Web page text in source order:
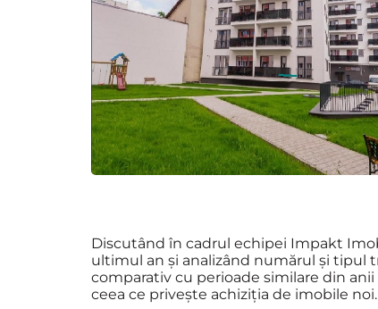
Discutând în cadrul echipei Impakt
ultimul an și analizând numărul și tipul
comparativ cu perioade similare din
ceea ce privește achiziția de imobile noi.